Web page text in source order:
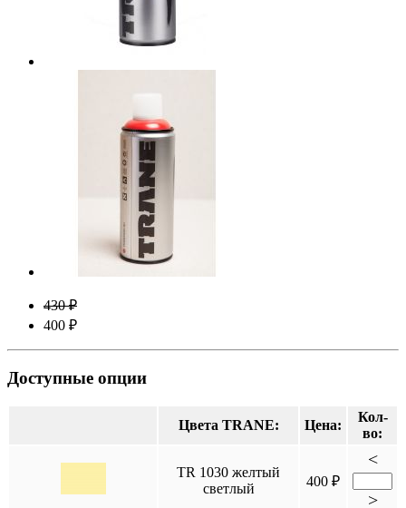
430 ₽
400 ₽
Доступные опции
Цвета TRANE: Цена:
Кол-
во:
TR 1030 желтый
светлый
400 ₽
<
>